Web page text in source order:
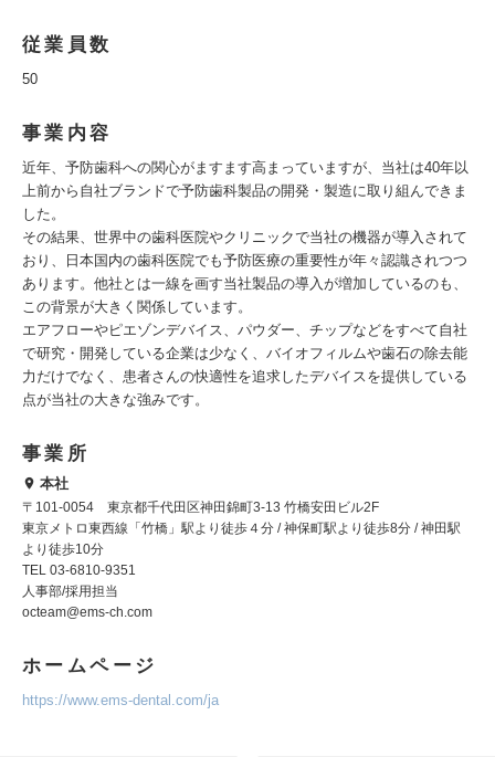
従業員数
50
事業内容
近年、予防歯科への関心がますます高まっていますが、当社は40年以
上前から自社ブランドで予防歯科製品の開発・製造に取り組んできま
した。
その結果、世界中の歯科医院やクリニックで当社の機器が導入されて
おり、日本国内の歯科医院でも予防医療の重要性が年々認識されつつ
あります。他社とは一線を画す当社製品の導入が増加しているのも、
この背景が大きく関係しています。
エアフローやピエゾンデバイス、パウダー、チップなどをすべて自社
で研究・開発している企業は少なく、バイオフィルムや歯石の除去能
力だけでなく、患者さんの快適性を追求したデバイスを提供している
点が当社の大きな強みです。
事業所
本社
〒101‐0054 東京都千代田区神田錦町3-13 竹橋安田ビル2F
東京メトロ東西線「竹橋」駅より徒歩４分 / 神保町駅より徒歩8分 / 神田駅
より徒歩10分
TEL 03-6810-9351
人事部/採用担当
octeam@ems-ch.com
ホームページ
https://www.ems-dental.com/ja